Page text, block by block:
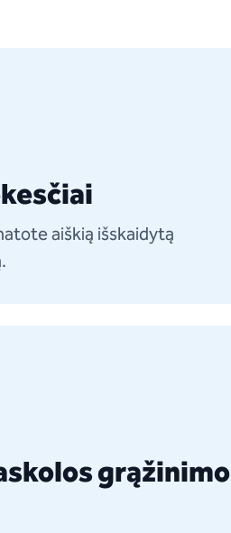
aiškią išskaidytą
grąžinimo